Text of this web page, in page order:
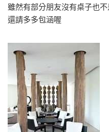
雖然有部分朋友沒有桌子也
還請多多包涵喔